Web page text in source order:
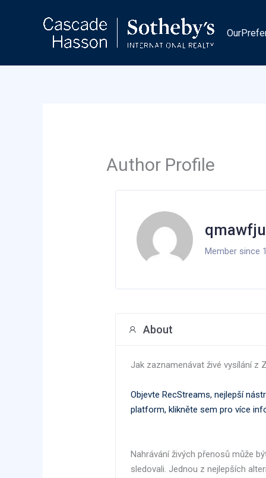
Author Profile
Member since
About
Jak zaznamenávat živé vysílání z
Objevte RecStreams, nejlepší
platform, klikněte sem pro více
Nahrávání živých přenosů může
sledovali. Jednou z nejlepších